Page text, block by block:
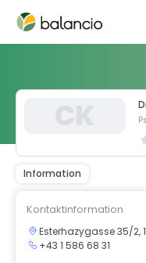
Information
Kontaktinformation
Esterhazygasse 35/2,
+43 1 586 68 31